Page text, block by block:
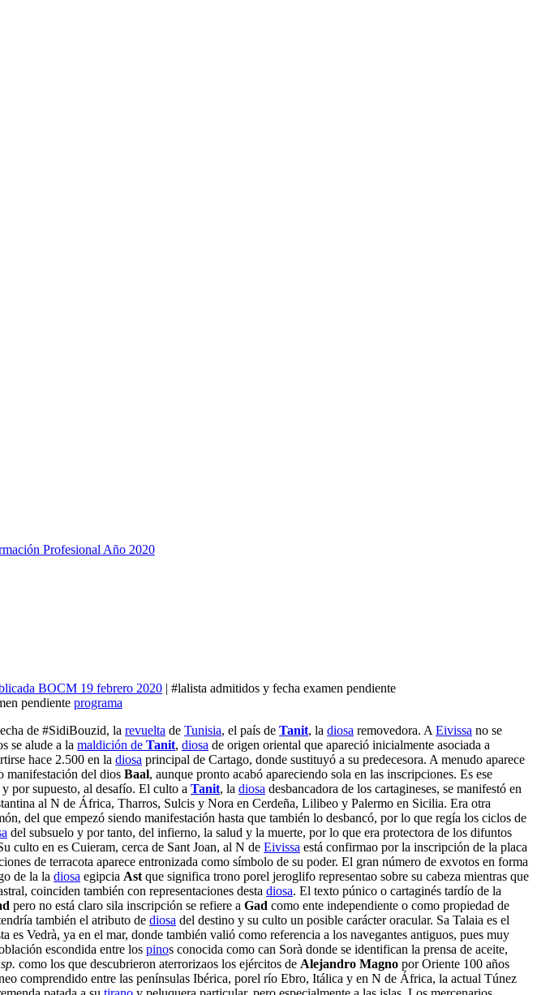
Profesional Año 2020
BOCM 19 febrero 2020 | #lalista admitidos y fecha examen pendiente
pendiente programa
de #SidiBouzid, la revuelta de Tunisia, el país de Tanit, la diosa removedora. A Eivissa no se
se alude a la maldición de Tanit, diosa de origen oriental que apareció inicialmente asociada a
hace 2.500 en la diosa principal de Cartago, donde sustituyó a su predecesora. A menudo aparece
manifestación del dios Baal, aunque pronto acabó apareciendo sola en las inscripciones. Es ese
y por supuesto, al desafío. El culto a Tanit, la diosa desbancadora de los cartagineses, se manifestó en
al N de África, Tharros, Sulcis y Nora en Cerdeña, Lilibeo y Palermo en Sicilia. Era otra
del que empezó siendo manifestación hasta que también lo desbancó, por lo que regía los ciclos de
del subsuelo y por tanto, del infierno, la salud y la muerte, por lo que era protectora de los difuntos
culto en es Cuieram, cerca de Sant Joan, al N de Eivissa está confirmao por la inscripción de la placa
de terracota aparece entronizada como símbolo de su poder. El gran número de exvotos en forma
de la la diosa egipcia Ast que significa trono porel jeroglifo representao sobre su cabeza mientras que
coinciden también con representaciones desta diosa. El texto púnico o cartaginés tardío de la
pero no está claro sila inscripción se refiere a Gad como ente independiente o como propiedad de
también el atributo de diosa del destino y su culto un posible carácter oracular. Sa Talaia es el
es Vedrà, ya en el mar, donde también valió como referencia a los navegantes antiguos, pues muy
escondida entre los pinos conocida como can Sorà donde se identifican la prensa de aceite,
como los que descubrieron aterrorizaos los ejércitos de Alejandro Magno por Oriente 100 años
comprendido entre las penínsulas Ibérica, porel río Ebro, Itálica y en N de África, la actual Túnez